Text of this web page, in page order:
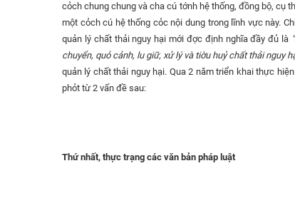
cỏch chung chung và cha cú tớnh hệ thống, đồng bộ, cụ
một cỏch cú hệ thống cỏc nội dung trong lĩnh vực này.
quản lý chất thải nguy hại mới đợc định nghĩa đầy đủ là
chuyển, quỏ cảnh, lu giữ, xử lý và tiờu huỷ chất thải nguy
quản lý chất thải nguy hại. Qua 2 năm triển khai thực
phỏt từ 2 vấn đề sau:
Thứ nhất, thực trạng các văn bản pháp luật